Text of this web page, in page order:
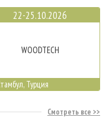
22-25.10.2026
WOODTECH
Турция
Смотреть все